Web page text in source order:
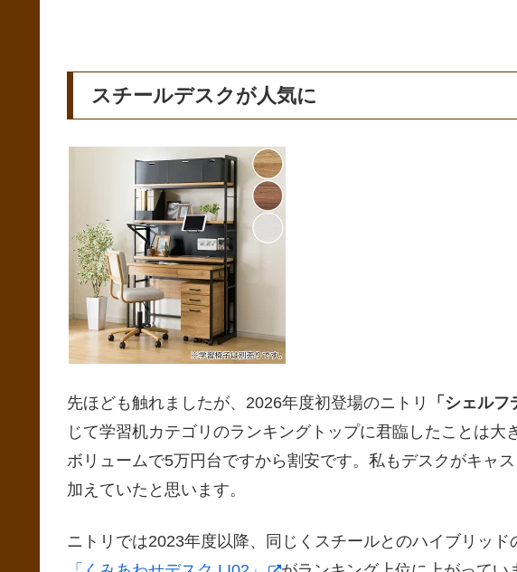
スチールデスクが人気に
先ほども触れましたが、2026年度初登場のニトリ 「シェルフ
じて学習机カテゴリのランキングトップに君臨したことは
ボリュームで5万円台ですから割安です。私もデスクがキャ
加えていたと思います。
ニトリでは2023年度以降、同じくスチールとのハイブリッド